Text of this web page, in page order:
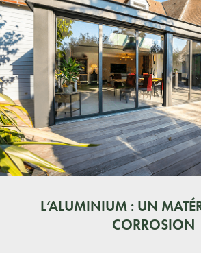
L’ALUMINIUM : UN
CORROSION